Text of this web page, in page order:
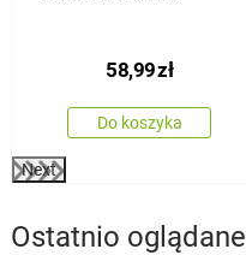
58,99zł
Do koszyka
Next
Ostatnio oglądane